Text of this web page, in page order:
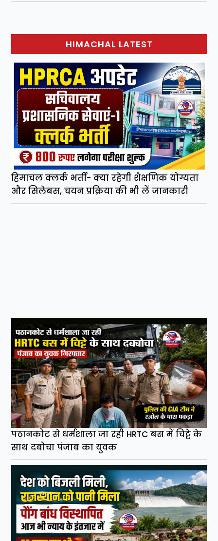
HIMACHAL LATEST
हिमाचल क्लर्क भर्ती- क्या रहेगी शैक्षणिक योग्यता
और सिलेबस, चयन प्रक्रिया की भी लें जानकारी
पठानकोट से धर्मशाला जा रही HRTC बस में चिट्टे के
साथ दबोचा पंजाब का युवक